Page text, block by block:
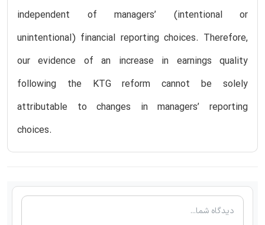
independent of managers’ (intentional or
unintentional) financial reporting choices. Therefore,
our evidence of an increase in earnings quality
following the KTG reform cannot be solely
attributable to changes in managers’ reporting
choices.